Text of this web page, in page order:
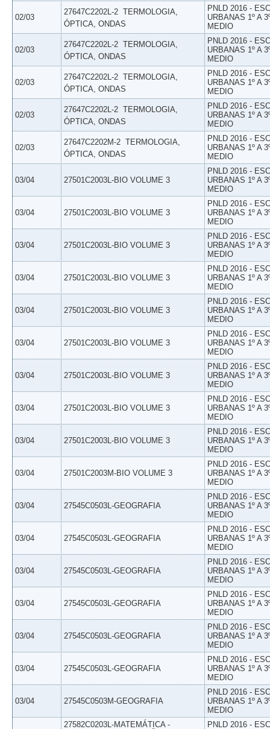
02/03
27647C2202L-2  TERMOLOGIA,
ÓPTICA, ONDAS
PNLD 2016 -
URBANAS 1º A
MEDIO
02/03
27647C2202L-2  TERMOLOGIA,
ÓPTICA, ONDAS
PNLD 2016 -
URBANAS 1º A
MEDIO
02/03
27647C2202L-2  TERMOLOGIA,
ÓPTICA, ONDAS
PNLD 2016 -
URBANAS 1º A
MEDIO
02/03
27647C2202L-2  TERMOLOGIA,
ÓPTICA, ONDAS
PNLD 2016 -
URBANAS 1º A
MEDIO
02/03
27647C2202M-2  TERMOLOGIA,
ÓPTICA, ONDAS
PNLD 2016 -
URBANAS 1º A
MEDIO
03/04 27501C2003L-BIO VOLUME 3
PNLD 2016 -
URBANAS 1º A
MEDIO
03/04 27501C2003L-BIO VOLUME 3
PNLD 2016 -
URBANAS 1º A
MEDIO
03/04 27501C2003L-BIO VOLUME 3
PNLD 2016 -
URBANAS 1º A
MEDIO
03/04 27501C2003L-BIO VOLUME 3
PNLD 2016 -
URBANAS 1º A
MEDIO
03/04 27501C2003L-BIO VOLUME 3
PNLD 2016 -
URBANAS 1º A
MEDIO
03/04 27501C2003L-BIO VOLUME 3
PNLD 2016 -
URBANAS 1º A
MEDIO
03/04 27501C2003L-BIO VOLUME 3
PNLD 2016 -
URBANAS 1º A
MEDIO
03/04 27501C2003L-BIO VOLUME 3
PNLD 2016 -
URBANAS 1º A
MEDIO
03/04 27501C2003L-BIO VOLUME 3
PNLD 2016 -
URBANAS 1º A
MEDIO
03/04 27501C2003M-BIO VOLUME 3
PNLD 2016 -
URBANAS 1º A
MEDIO
03/04 27545C0503L-GEOGRAFIA
PNLD 2016 -
URBANAS 1º A
MEDIO
03/04 27545C0503L-GEOGRAFIA
PNLD 2016 -
URBANAS 1º A
MEDIO
03/04 27545C0503L-GEOGRAFIA
PNLD 2016 -
URBANAS 1º A
MEDIO
03/04 27545C0503L-GEOGRAFIA
PNLD 2016 -
URBANAS 1º A
MEDIO
03/04 27545C0503L-GEOGRAFIA
PNLD 2016 -
URBANAS 1º A
MEDIO
03/04 27545C0503L-GEOGRAFIA
PNLD 2016 -
URBANAS 1º A
MEDIO
03/04 27545C0503M-GEOGRAFIA
PNLD 2016 -
URBANAS 1º A
MEDIO
27582C0203L-MATEMÁTICA -
PNLD 2016 -